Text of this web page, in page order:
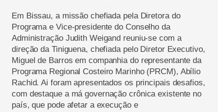
Em Bissau, a missão chefiada pela Diretora do
Programa e Vice-presidente do Conselho da
Administração Judith Weigand reuniu-se com a
direção da Tiniguena, chefiada pelo Diretor Executivo,
Miguel de Barros em companhia do representante da
Programa Regional Costeiro Marinho (PRCM), Abílio
Rachid. Ai foram apresentados os principais desafios,
com destaque a má governação crônica existente no
país, que pode afetar a execução e